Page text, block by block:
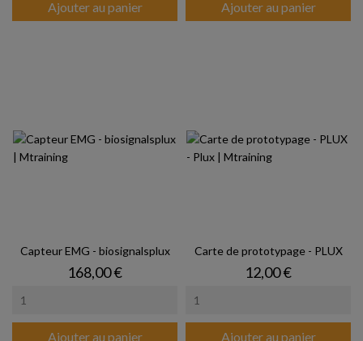
Ajouter au panier Ajouter au panier
Capteur EMG - biosignalsplux
Prix
168,00 €
Ajouter au panier
Carte de prototypage - PLUX
Prix
12,00 €
Ajouter au panier